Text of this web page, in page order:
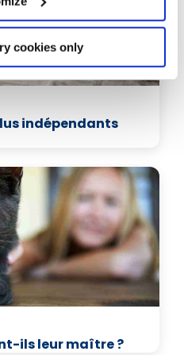
cookies only
indépendants
ils leur maître ?